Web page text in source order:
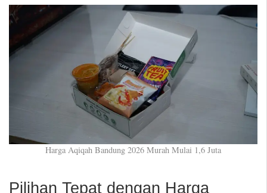
Harga Aqiqah Bandung 2026 Murah Mulai 1,6 Juta
Pilihan Tepat dengan Harga